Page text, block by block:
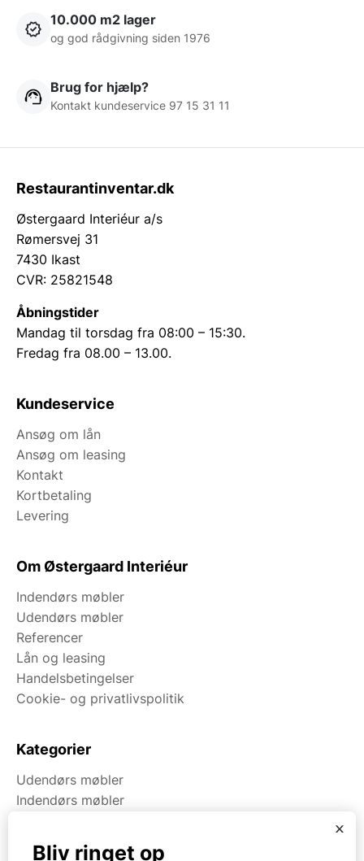
10.000 m2 lager
og god rådgivning siden 1976
Brug for hjælp?
Kontakt kundeservice 97 15 31 11
Restaurantinventar.dk
Østergaard Interiéur a/s
Rømersvej 31
7430 Ikast
CVR: 25821548
Åbningstider
Mandag til torsdag fra 08:00 – 15:30.
Fredag fra 08.00 – 13.00.
Kundeservice
Ansøg om lån
Ansøg om leasing
Kontakt
Kortbetaling
Levering
Om Østergaard Interiéur
Indendørs møbler
Udendørs møbler
Referencer
Lån og leasing
Handelsbetingelser
Cookie- og privatlivspolitik
Kategorier
Udendørs møbler
Indendørs møbler
x
Bliv ringet op